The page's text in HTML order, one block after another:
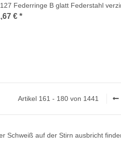
Federringe B glatt Federstahl
€ *
Artikel 161 - 180 von 1441
Schweiß auf der Stirn ausbricht